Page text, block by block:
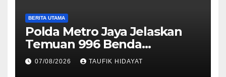
BERITA UTAMA
Polda Metro Jaya Jelaskan
Temuan 996 Benda
Menyerupai Senjata di
Yayasan Jaksel
07/08/2026 TAUFIK HIDAYAT